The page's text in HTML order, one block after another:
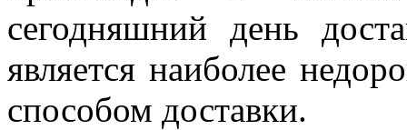
сегодняшний день
является наиболее
способом доставки.